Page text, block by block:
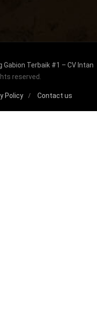
Gabion Terbaik #1 – CV Intan
reserved.
Policy Contact us